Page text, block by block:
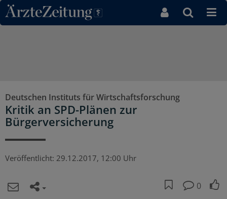
Direkt zum Inhaltsbereich
Deutschen Instituts für Wirtschaftsforschung
Kritik an SPD-Plänen zur
Bürgerversicherung
Veröffentlicht: 29.12.2017, 12:00 Uhr
0